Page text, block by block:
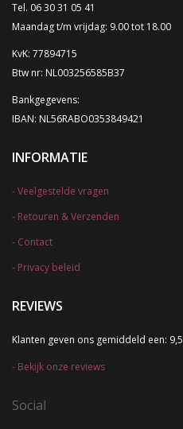
Tel. 06 30 31 05 41
Maandag t/m vrijdag: 9.00 tot 18.00
KvK: 77894715
Btw nr: NL003256585B37
Bankgegevens:
IBAN: NL56RABO0353849421
INFORMATIE
Veelgestelde vragen
Retouren & Verzenden
Contact
Privacy beleid
REVIEWS
Klanten geven ons gemiddeld een: 9,5
Bekijk onze reviews
Social